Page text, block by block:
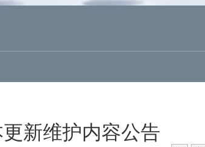
新维护内容公告